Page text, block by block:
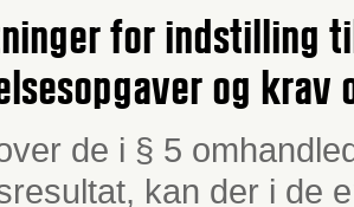
for indstilling
og
de i § 5
kan der i de